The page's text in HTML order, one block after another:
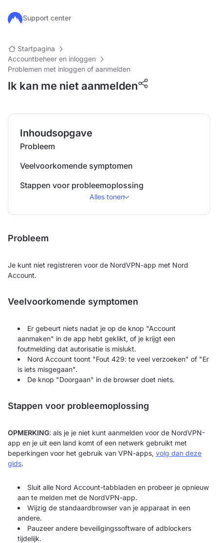
Ga naar de hoofdinhoud
Support center
Startpagina
Accountbeheer en inloggen
Problemen met inloggen of aanmelden
Ik kan me niet aanmelden
Inhoudsopgave
Probleem
Veelvoorkomende symptomen
Stappen voor probleemoplossing
Alles tonen
Probleem
Je kunt niet registreren voor de NordVPN-app met Nord
Account.
Veelvoorkomende symptomen
Er gebeurt niets nadat je op de knop "Account
aanmaken" in de app hebt geklikt, of je krijgt een
foutmelding dat autorisatie is mislukt.
Nord Account toont "Fout 429: te veel verzoeken" of "Er
is iets misgegaan".
De knop "Doorgaan" in de browser doet niets.
Stappen voor probleemoplossing
OPMERKING: als je je niet kunt aanmelden voor de NordVPN-
app en je uit een land komt of een netwerk gebruikt met
beperkingen voor het gebruik van VPN-apps, volg dan deze
gids.
Sluit alle Nord Account-tabbladen en probeer je opnieuw
aan te melden met de NordVPN-app.
Wijzig de standaardbrowser van je apparaat in een
andere.
Pauzeer andere beveiligingssoftware of adblockers
tijdelijk.